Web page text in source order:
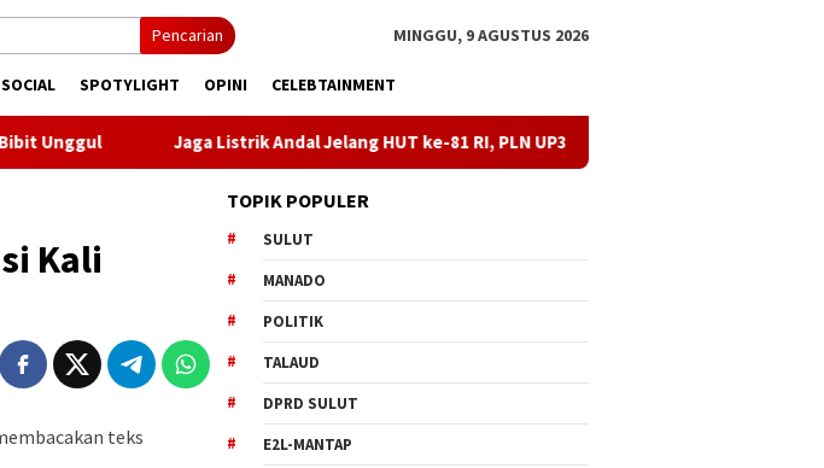
Pencarian MINGGU, 9 AGUSTUS 2026
SOCIAL SPOTYLIGHT OPINI CELEBTAINMENT
Jaga Listrik Andal Jelang HUT ke-81 RI, PLN UP3 Tahuna Gelar Apel dan Inspeksi Peralatan
Kali
teks
TOPIK POPULER
SULUT
MANADO
POLITIK
TALAUD
DPRD SULUT
E2L-MANTAP